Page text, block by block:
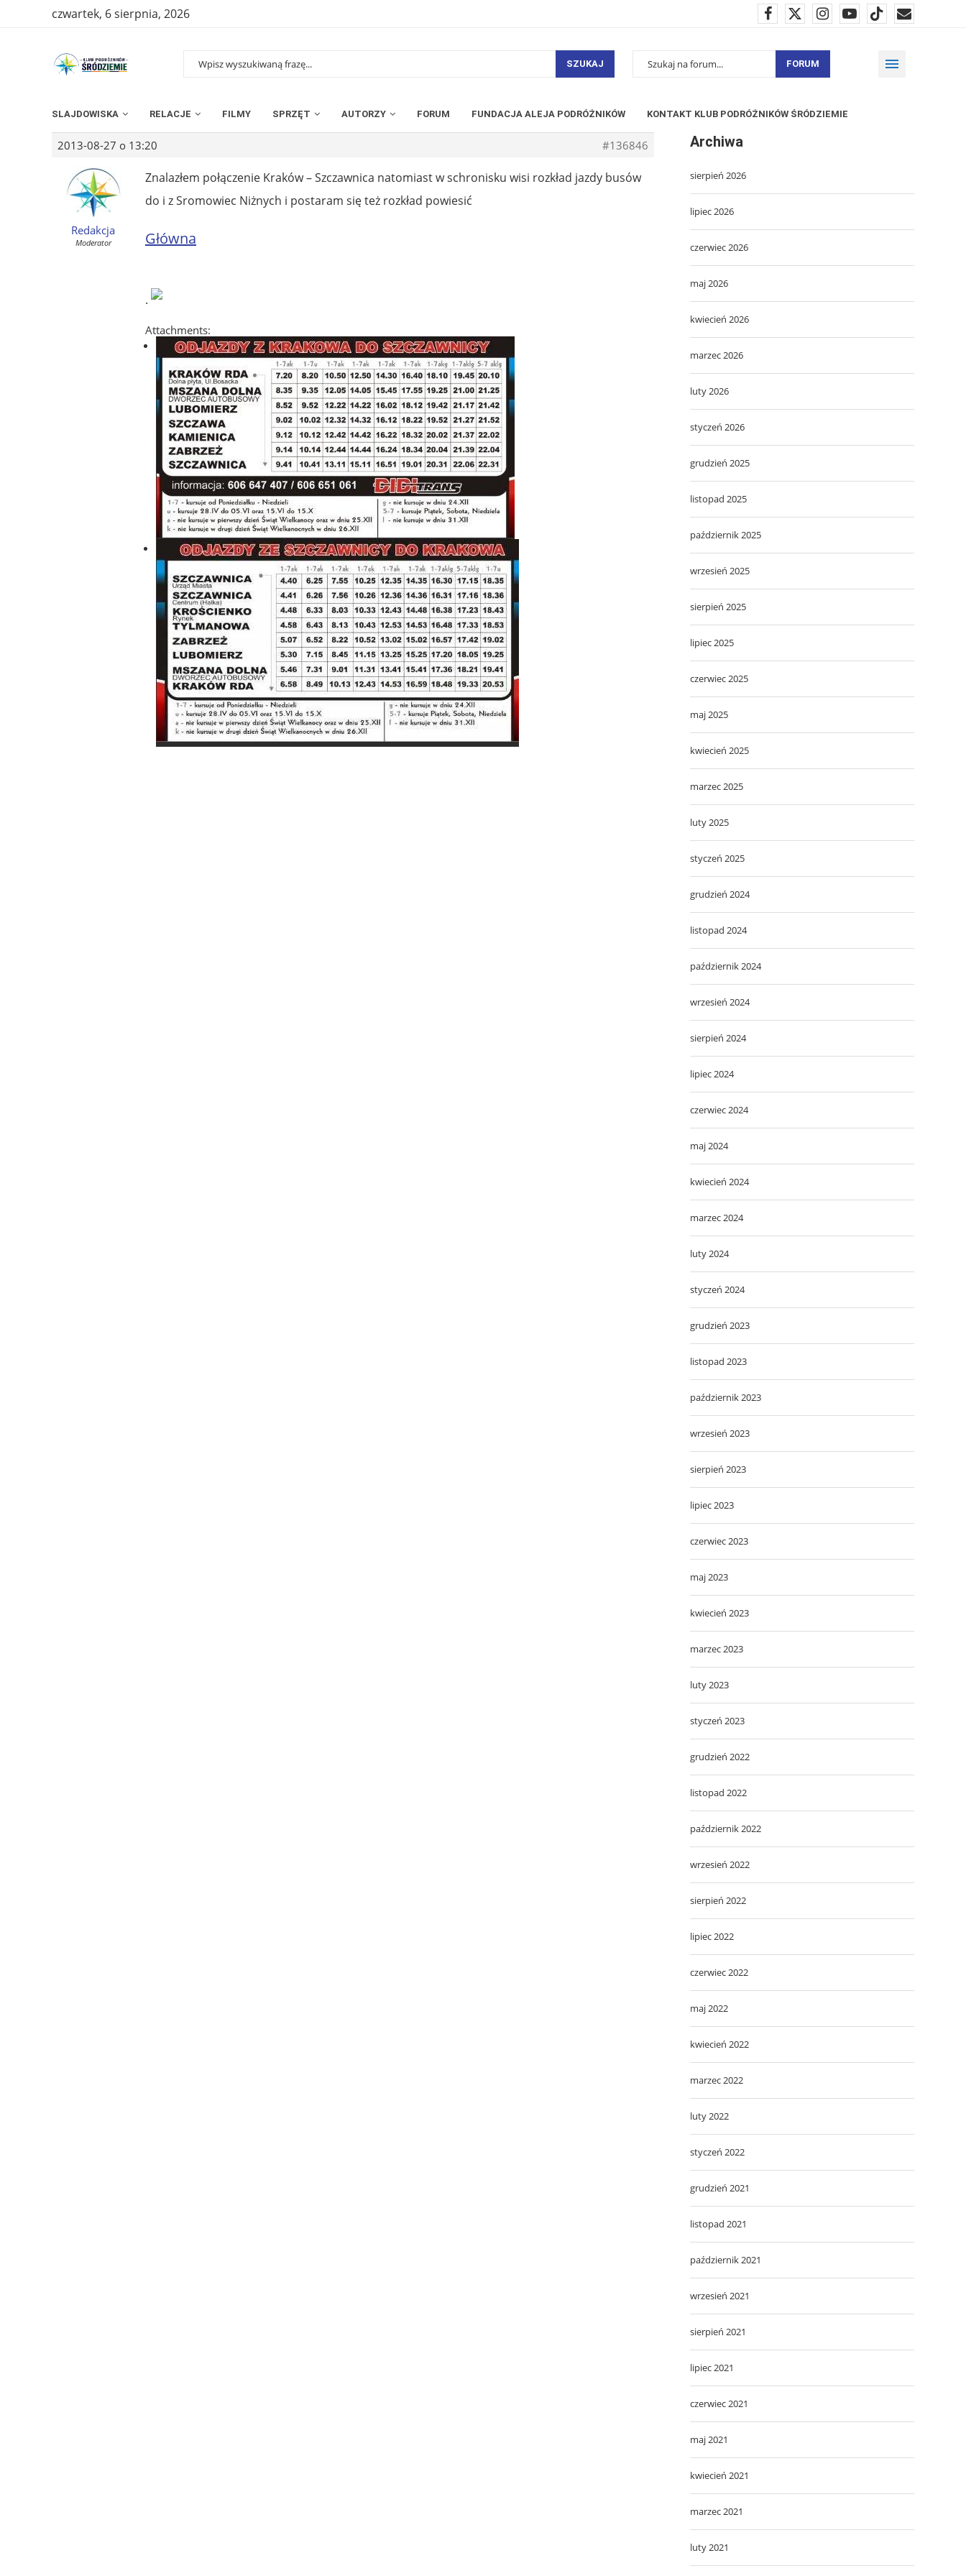
czwartek, 6 sierpnia, 2026
SZUKAJ FORUM
SLAJDOWISKA RELACJE FILMY SPRZĘT AUTORZY FORUM FUNDACJA ALEJA PODRÓŻNIKÓW KONTAKT KLUB PODRÓŻNIKÓW ŚRÓDZIEMIE
2013-08-27 o 13:20 #136846
Redakcja
Moderator
Znalazłem połączenie Kraków – Szczawnica natomiast w schronisku wisi rozkład jazdy busów
do i z Sromowiec Niżnych i postaram się też rozkład powiesić
Główna
.
Attachments:
Archiwa
sierpień 2026
lipiec 2026
czerwiec 2026
maj 2026
kwiecień 2026
marzec 2026
luty 2026
styczeń 2026
grudzień 2025
listopad 2025
październik 2025
wrzesień 2025
sierpień 2025
lipiec 2025
czerwiec 2025
maj 2025
kwiecień 2025
marzec 2025
luty 2025
styczeń 2025
grudzień 2024
listopad 2024
październik 2024
wrzesień 2024
sierpień 2024
lipiec 2024
czerwiec 2024
maj 2024
kwiecień 2024
marzec 2024
luty 2024
styczeń 2024
grudzień 2023
listopad 2023
październik 2023
wrzesień 2023
sierpień 2023
lipiec 2023
czerwiec 2023
maj 2023
kwiecień 2023
marzec 2023
luty 2023
styczeń 2023
grudzień 2022
listopad 2022
październik 2022
wrzesień 2022
sierpień 2022
lipiec 2022
czerwiec 2022
maj 2022
kwiecień 2022
marzec 2022
luty 2022
styczeń 2022
grudzień 2021
listopad 2021
październik 2021
wrzesień 2021
sierpień 2021
lipiec 2021
czerwiec 2021
maj 2021
kwiecień 2021
marzec 2021
luty 2021